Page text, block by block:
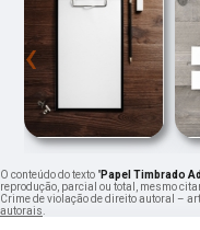
‹
O conteúdo do texto "Papel Timbrado
reprodução, parcial ou total, mesmo
Crime de violação de direito autoral –
autorais.